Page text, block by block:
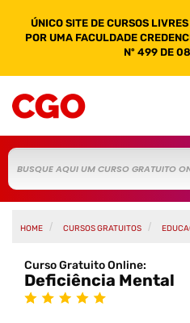
ÚNICO SITE DE CURSOS
POR UMA FACULDADE
Nº 499 DE
HOME CURSOS GRATUITOS
Curso Gratuito Online:
Deficiência Mental